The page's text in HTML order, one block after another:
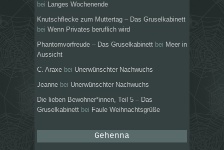
bei Langes Wochenende
Knutschflecke zum Muttertag – Das Gruselkabinett
bei Wenn Privates beruflich wird
Phantomvorfreude – Das Gruselkabinett bei Meer in
Aussicht
C. Araxe bei Unerwünschter Nachwuchs
Jeanne bei Unerwünschter Nachwuchs
Die lieben Bewohner*innen, Teil 5 – Das
Gruselkabinett bei Faule Weihnachtsgrüße
Gehenna